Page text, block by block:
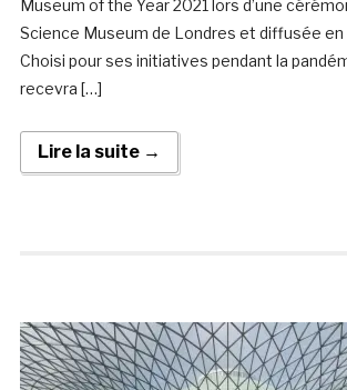
Museum of the Year 2021 lors d’une
Science Museum de Londres et diffusée en
Choisi pour ses initiatives pendant la
recevra […]
Lire la suite →